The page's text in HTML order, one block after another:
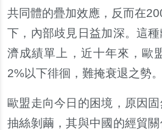
共同體的疊加效應，反而在
下，內部歧見日益加深。這
濟成績單上，近十年來，歐
2%以下徘徊，難掩衰退之勢。
歐盟走向今日的困境，原因
抽絲剝繭，其與中國的經貿